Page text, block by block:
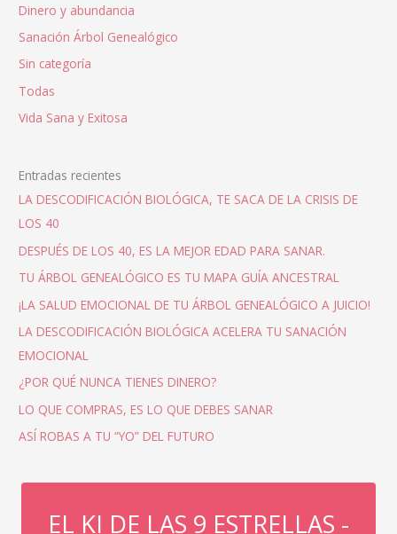
Dinero y abundancia
Sanación Árbol Genealógico
Sin categoría
Todas
Vida Sana y Exitosa
Entradas recientes
LA DESCODIFICACIÓN BIOLÓGICA, TE SACA DE LA CRISIS DE
LOS 40
DESPUÉS DE LOS 40, ES LA MEJOR EDAD PARA SANAR.
TU ÁRBOL GENEALÓGICO ES TU MAPA GUÍA ANCESTRAL
¡LA SALUD EMOCIONAL DE TU ÁRBOL GENEALÓGICO A JUICIO!
LA DESCODIFICACIÓN BIOLÓGICA ACELERA TU SANACIÓN
EMOCIONAL
¿POR QUÉ NUNCA TIENES DINERO?
LO QUE COMPRAS, ES LO QUE DEBES SANAR
ASÍ ROBAS A TU “YO” DEL FUTURO
EL KI DE LAS 9 ESTRELLAS -